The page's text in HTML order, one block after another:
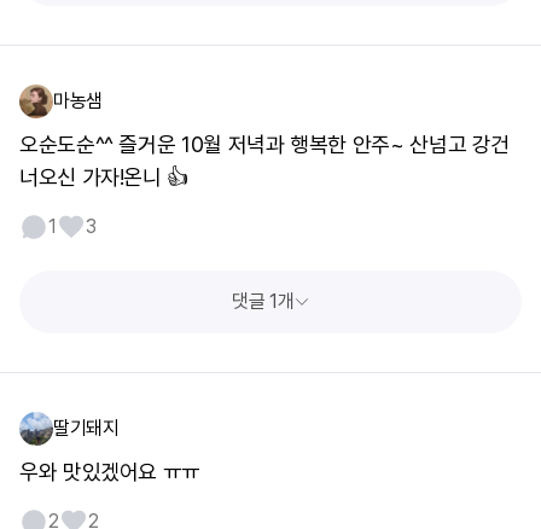
마농샘
오순도순^^ 즐거운 10월 저녁과 행복한 안주~ 산넘고 강건
너오신 가자!온니 👍
1 3
댓글 1개
딸기돼지
우와 맛있겠어요 ㅠㅠ
2 2